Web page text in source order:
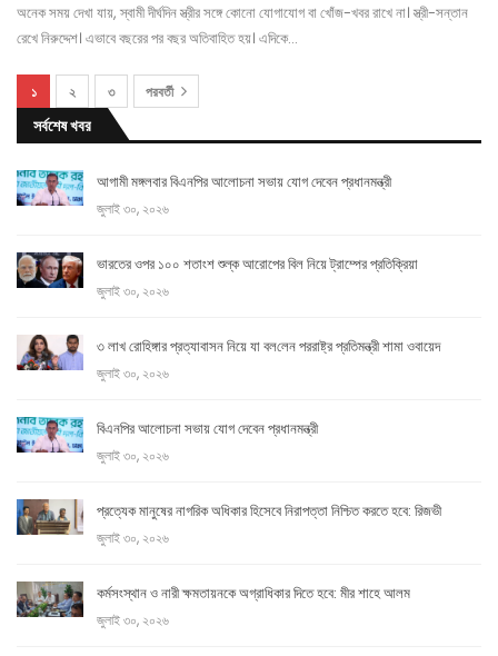
অনেক সময় দেখা যায়, স্বামী দীর্ঘদিন স্ত্রীর সঙ্গে কোনো যোগাযোগ বা খোঁজ-খবর রাখে না। স্ত্রী-সন্তান
রেখে নিরুদ্দেশ। এভাবে বছরের পর বছর অতিবাহিত হয়। এদিকে…
১ ২ ৩ পরবর্তী
সর্বশেষ খবর
আগামী মঙ্গলবার বিএনপির আলোচনা সভায় যোগ দেবেন প্রধানমন্ত্রী
জুলাই ৩০, ২০২৬
ভারতের ওপর ১০০ শতাংশ শুল্ক আরোপের বিল নিয়ে ট্রাম্পের প্রতিক্রিয়া
জুলাই ৩০, ২০২৬
৩ লাখ রো‌হিঙ্গার প্রত্যাবাসন নিয়ে যা বল‌লেন পররাষ্ট্র প্রতিমন্ত্রী শামা ওবায়েদ
জুলাই ৩০, ২০২৬
বিএনপির আলোচনা সভায় যোগ দেবেন প্রধানমন্ত্রী
জুলাই ৩০, ২০২৬
প্রত্যেক মানুষের নাগরিক অধিকার হিসেবে নিরাপত্তা নিশ্চিত করতে হবে: রিজভী
জুলাই ৩০, ২০২৬
কর্মসংস্থান ও নারী ক্ষমতায়নকে অগ্রাধিকার দিতে হবে: মীর শাহে আলম
জুলাই ৩০, ২০২৬